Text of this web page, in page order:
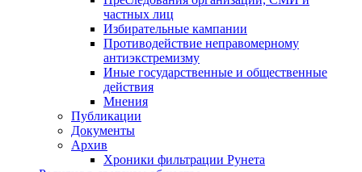
частных лиц
Избирательные кампании
Противодействие неправомерному
антиэкстремизму
Иные государственные и общественные
действия
Мнения
Публикации
Документы
Архив
Хроники фильтрации Рунета